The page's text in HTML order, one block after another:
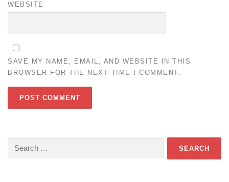
WEBSITE
SAVE MY NAME, EMAIL, AND WEBSITE IN THIS
BROWSER FOR THE NEXT TIME I COMMENT.
Search